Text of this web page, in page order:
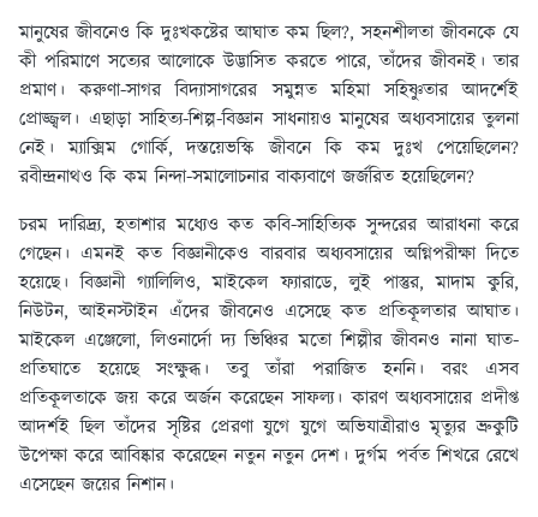
মানুষের জীবনেও কি দুঃখকষ্টের আঘাত কম ছিল?, সহনশীলতা জীবনকে যে
কী পরিমাণে সত্যের আলোকে উদ্ভাসিত করতে পারে, তাঁদের জীবনই। তার
প্রমাণ। করুণা-সাগর বিদ্যাসাগরের সমুন্নত মহিমা সহিষ্ণুতার আদর্শেই
প্রোজ্জ্বল। এছাড়া সাহিত্য-শিল্প-বিজ্ঞান সাধনায়ও মানুষের অধ্যবসায়ের তুলনা
নেই। ম্যাক্সিম গোর্কি, দস্তয়েভস্কি জীবনে কি কম দুঃখ পেয়েছিলেন?
রবীন্দ্রনাথও কি কম নিন্দা-সমালোচনার বাক্যবাণে জর্জরিত হয়েছিলেন?
চরম দারিদ্র্য, হতাশার মধ্যেও কত কবি-সাহিত্যিক সুন্দরের আরাধনা করে
গেছেন। এমনই কত বিজ্ঞানীকেও বারবার অধ্যবসায়ের অগ্নিপরীক্ষা দিতে
হয়েছে। বিজ্ঞানী গ্যালিলিও, মাইকেল ফ্যারাডে, লুই পাস্তুর, মাদাম কুরি,
নিউটন, আইনস্টাইন এঁদের জীবনেও এসেছে কত প্রতিকূলতার আঘাত।
মাইকেল এঞ্জেলো, লিওনার্দো দ্য ভিঞ্চির মতো শিল্পীর জীবনও নানা ঘাত-
প্রতিঘাতে হয়েছে সংক্ষুব্ধ। তবু তাঁরা পরাজিত হননি। বরং এসব
প্রতিকূলতাকে জয় করে অর্জন করেছেন সাফল্য। কারণ অধ্যবসায়ের প্রদীপ্ত
আদর্শই ছিল তাঁদের সৃষ্টির প্রেরণা যুগে যুগে অভিযাত্রীরাও মৃত্যুর ভ্রুকুটি
উপেক্ষা করে আবিষ্কার করেছেন নতুন নতুন দেশ। দুর্গম পর্বত শিখরে রেখে
এসেছেন জয়ের নিশান।